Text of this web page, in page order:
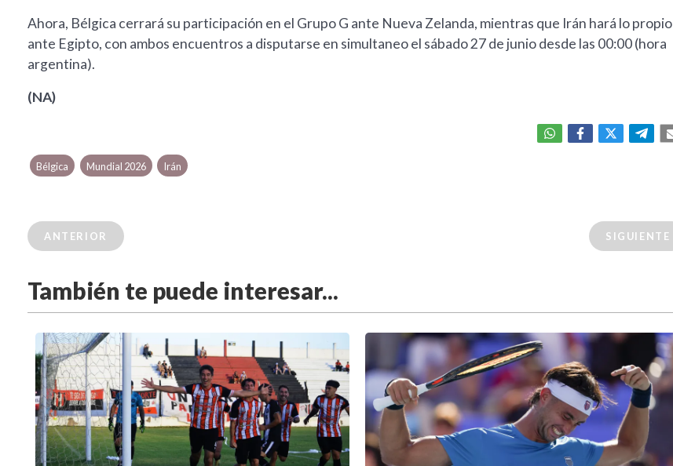
Ahora, Bélgica cerrará su participación en el Grupo G ante Nueva Zelanda, mientras que Irán hará lo propio
ante Egipto, con ambos encuentros a disputarse en simultaneo el sábado 27 de junio desde las 00:00 (hora
argentina).
(NA)
Bélgica Mundial 2026 Irán
ANTERIOR SIGUIENTE
También te puede interesar...